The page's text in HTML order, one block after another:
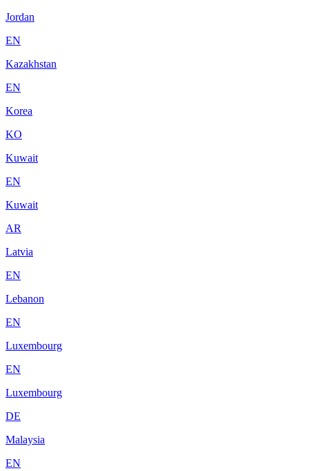
Jordan
EN
Kazakhstan
EN
Korea
KO
Kuwait
EN
Kuwait
AR
Latvia
EN
Lebanon
EN
Luxembourg
EN
Luxembourg
DE
Malaysia
EN